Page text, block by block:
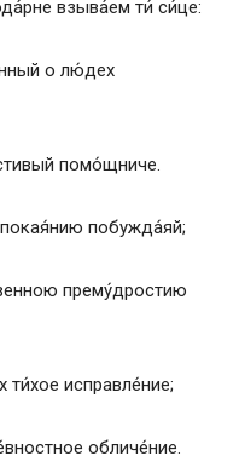
взыва́ем ти́ си́це:
о лю́дех
помо́щниче.
побужда́яй;
прему́дростию
исправле́ние;
обличе́ние.